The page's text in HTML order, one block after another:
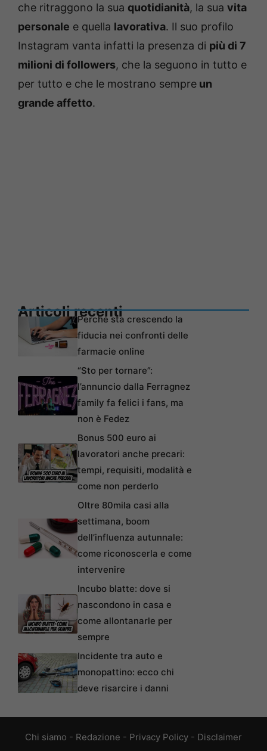
che ritraggono la sua quotidianità, la sua vita
personale e quella lavorativa. Il suo profilo
Instagram vanta infatti la presenza di più di 7
milioni di followers, che la seguono in tutto e
per tutto e che le mostrano sempre un
grande affetto.
Articoli recentiPerché sta crescendo la
fiducia nei confronti delle
farmacie online
“Sto per tornare”:
l’annuncio dalla Ferragnez
family fa felici i fans, ma
non è Fedez
Bonus 500 euro ai
lavoratori anche precari:
tempi, requisiti, modalità e
come non perderlo
Oltre 80mila casi alla
settimana, boom
dell’influenza autunnale:
come riconoscerla e come
intervenire
Incubo blatte: dove si
nascondono in casa e
come allontanarle per
sempre
Incidente tra auto e
monopattino: ecco chi
deve risarcire i danni
Chi siamo - Redazione - Privacy Policy - Disclaimer